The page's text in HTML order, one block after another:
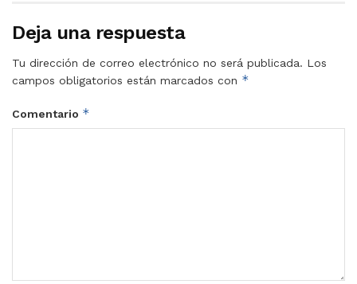
Deja una respuesta
Tu dirección de correo electrónico no será publicada. Los
campos obligatorios están marcados con *
Comentario *